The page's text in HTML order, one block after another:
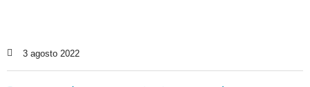
3 agosto 2022